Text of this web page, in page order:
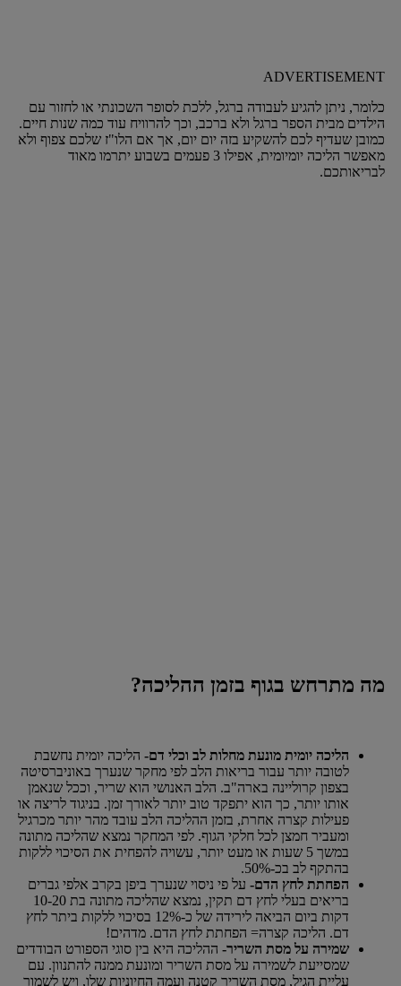
ADVERTISEMENT
כלומר, ניתן להגיע לעבודה ברגל, ללכת לסופר השכונתי או לחזור עם
הילדים מבית הספר ברגל ולא ברכב, וכך להרוויח עוד כמה שנות חיים.
כמובן שעדיף לכם להשקיע בזה יום יום, אך אם הלו"ז שלכם צפוף ולא
מאפשר הליכה יומיומית, אפילו 3 פעמים בשבוע יתרמו מאוד
לבריאותכם.
מה מתרחש בגוף בזמן ההליכה?
הליכה יומית מונעת מחלות לב וכלי דם- הליכה יומית נחשבת
לטובה יותר עבור בריאות הלב לפי מחקר שנערך באוניברסיטה
בצפון קרוליינה בארה"ב. הלב האנושי הוא שריר, וככל שנאמן
אותו יותר, כך הוא יתפקד טוב יותר לאורך זמן. בניגוד לריצה או
פעילות קצרה אחרת, בזמן ההליכה הלב עובד מהר יותר מכרגיל
ומעביר חמצן לכל חלקי הגוף. לפי המחקר נמצא שהליכה מתונה
במשך 5 שעות או מעט יותר, עשויה להפחית את הסיכוי ללקות
בהתקף לב בכ-50%.
הפחתת לחץ הדם- על פי ניסוי שנערך ביפן בקרב אלפי גברים
בריאים בעלי לחץ דם תקין, נמצא שהליכה מתונה בת 10-20
דקות ביום הביאה לירידה של כ-12% בסיכוי ללקות ביתר לחץ
דם. הליכה קצרה= הפחתת לחץ הדם. מדהים!
שמירה על מסת השריר- ההליכה היא בין סוגי הספורט הבודדים
שמסייעת לשמירה על מסת השריר ומונעת ממנה להתנוון. עם
עליית הגיל, מסת השריר קטנה ועמה החיוניות שלו, ויש לשמור